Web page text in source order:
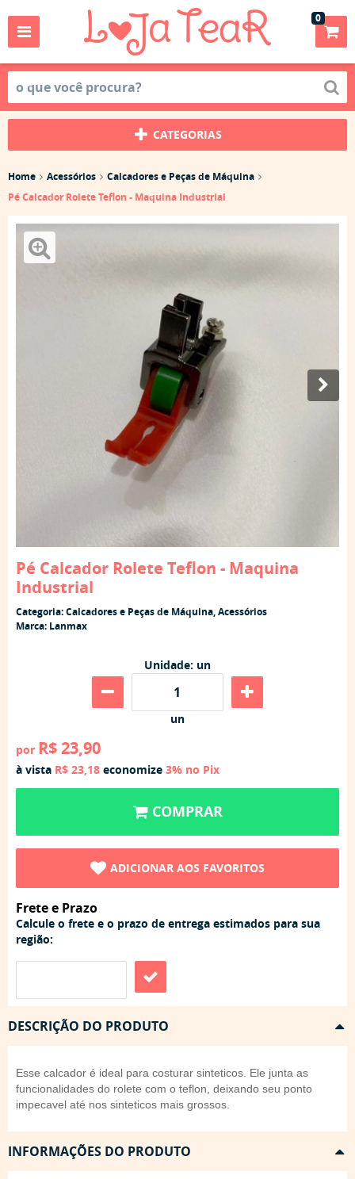
0
CATEGORIAS
Home Acessórios
Calcadores e Peças de Máquina
Pé Calcador Rolete Teflon - Maquina Industrial
Pé Calcador Rolete Teflon - Maquina
Industrial
Categoria:Calcadores e Peças de Máquina,Acessórios
Marca: Lanmax
Unidade: un
un
por R$ 23,90
à vista R$ 23,18 economize 3% no Pix
COMPRAR
ADICIONAR AOS FAVORITOS
Frete e Prazo
Calcule o frete e o prazo de entrega estimados para sua
região:
DESCRIÇÃO DO PRODUTO
Esse calcador é ideal para costurar sinteticos. Ele junta as
funcionalidades do rolete com o teflon, deixando seu ponto
impecavel até nos sinteticos mais grossos.
INFORMAÇÕES DO PRODUTO